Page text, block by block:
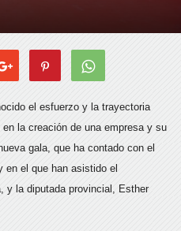
el esfuerzo y la trayectoria
la creación de una empresa y su
gala, que ha contado con el
en el que han asistido el
y la diputada provincial, Esther